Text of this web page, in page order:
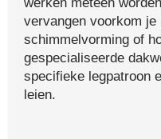
vervangen voorkom
schimmelvorming of
gespecialiseerde
specifieke legpatroon
leien.